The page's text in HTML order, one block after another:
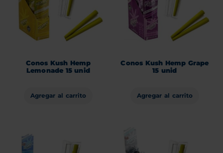
Conos Kush Hemp
Lemonade 15 unid
Agregar al carrito
Conos Kush Hemp Grape
15 unid
Agregar al carrito